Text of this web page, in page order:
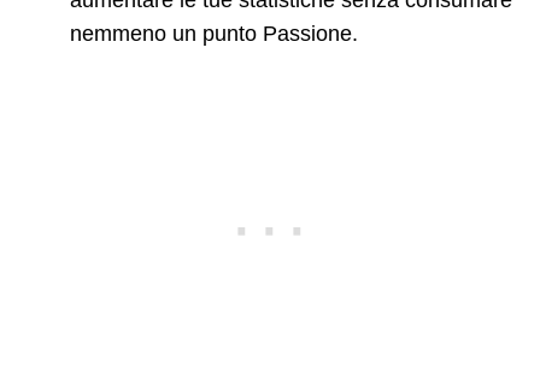
nemmeno un punto Passione.